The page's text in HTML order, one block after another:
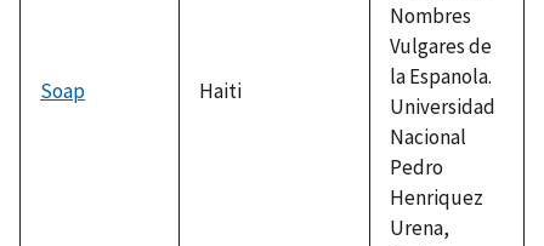
Soap Haiti
Nombres
Vulgares de
la Espanola.
Universidad
Nacional
Pedro
Henriquez
Urena,